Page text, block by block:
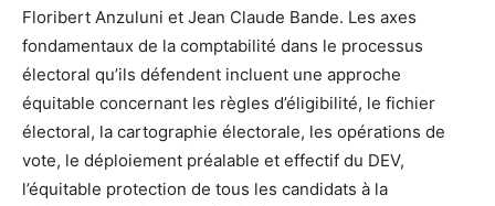
Floribert Anzuluni et Jean Claude Bande. Les axes
fondamentaux de la comptabilité dans le processus
électoral qu’ils défendent incluent une approche
équitable concernant les règles d’éligibilité, le fichier
électoral, la cartographie électorale, les opérations de
vote, le déploiement préalable et effectif du DEV,
l’équitable protection de tous les candidats à la